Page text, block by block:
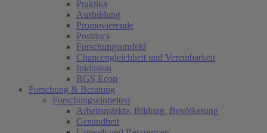
Praktika
Ausbildung
Promovierende
Postdocs
Forschungsumfeld
Chancengleichheit und Vereinbarkeit
Inklusion
RGS Econ
Forschung & Beratung
Forschungseinheiten
Arbeitsmärkte, Bildung, Bevölkerung
Gesundheit